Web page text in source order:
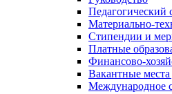
Педагогический
Материально-
Стипендии и
Платные
Финансово-
Вакантные
Международное